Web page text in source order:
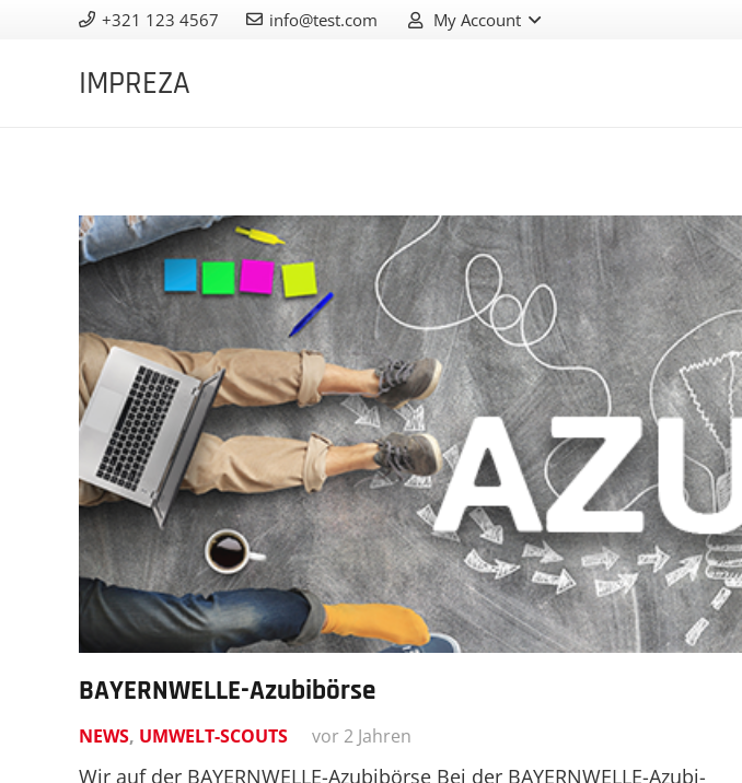
+321 123 4567 info@test.com My Account
IMPREZA
BAYERN­WELLE-Azubi­börse
NEWS, UMWELT-SCOUTS vor 2 Jahren
Wir auf der BAYERNWELLE-Azubibörse Bei der BAYERN­WELLE-Azubi­